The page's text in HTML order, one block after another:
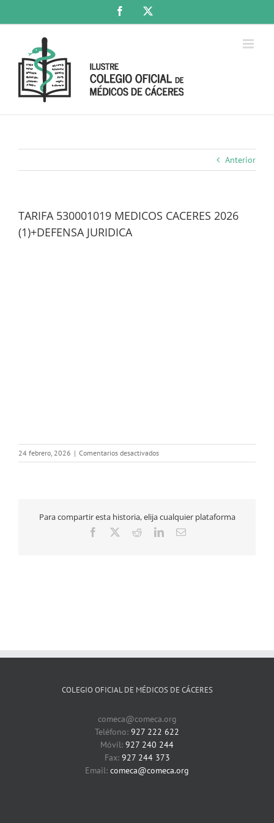
Facebook
Anterior
TARIFA 530001019 MEDICOS CACERES 2026
(1)+DEFENSA JURIDICA
24 febrero, 2026 | Comentarios desactivadosen
TARIFA
(1)+DEFENSA
JURIDICA
Para compartir esta historia, elija cualquier plataforma
Facebook RedditLinkedInCorreo
COLEGIO OFICIAL DE MÉDICOS DE CÁCERES
comeca@comeca.org
Teléfono: 927 222 622
Móvil: 927 240 244
Fax: 927 244 373
Email: comeca@comeca.org